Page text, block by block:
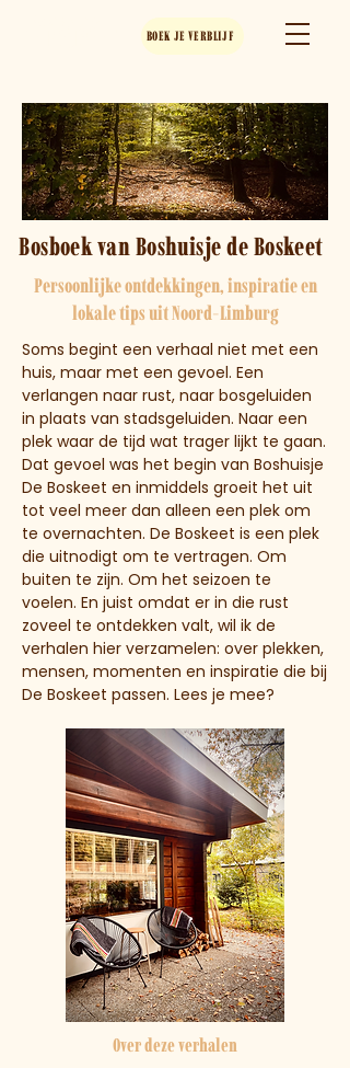
BOEK JE VERBLIJF
Bosboek van Boshuisje de Boskeet
Persoonlijke ontdekkingen, inspiratie en
lokale tips uit Noord-Limburg
Soms begint een verhaal niet met een
huis, maar met een gevoel. Een
verlangen naar rust, naar bosgeluiden
in plaats van stadsgeluiden. Naar een
plek waar de tijd wat trager lijkt te gaan.
Dat gevoel was het begin van Boshuisje
De Boskeet en inmiddels groeit het uit
tot veel meer dan alleen een plek om
te overnachten. De Boskeet is een plek
die uitnodigt om te vertragen. Om
buiten te zijn. Om het seizoen te
voelen. En juist omdat er in die rust
zoveel te ontdekken valt, wil ik de
verhalen hier verzamelen: over plekken,
mensen, momenten en inspiratie die bij
De Boskeet passen. Lees je mee?
Over deze verhalen